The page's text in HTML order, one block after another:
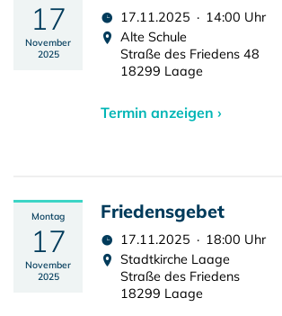
17
November
2025
17.11.2025 · 14:00 Uhr
Alte Schule
Straße des Friedens 48
18299 Laage
Termin anzeigen ›
Montag
17
November
2025
Friedensgebet
17.11.2025 · 18:00 Uhr
Stadtkirche Laage
Straße des Friedens
18299 Laage